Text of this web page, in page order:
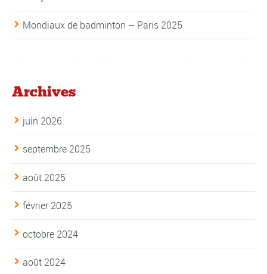
Mondiaux de badminton – Paris 2025
Archives
juin 2026
septembre 2025
août 2025
février 2025
octobre 2024
août 2024